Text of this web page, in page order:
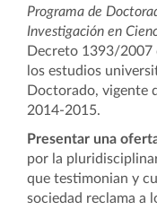
Programa de
Investigación en
Decreto 1393/2007
los estudios
Doctorado, vigente
2014-2015.
Presentar una
por la
que testimonian y
sociedad reclama a